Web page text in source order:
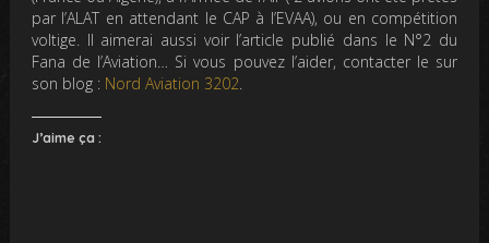
par l’ALAT en attendant le CAP à l’EVAA), ou en compétition
voltige. Il aimerai aussi voir l’article publié dans le N°2 du
Fana de l’Aviation… Si vous pouvez l’aider, contacter le sur
son blog : Nord Aviation 3202.
J’aime ça :